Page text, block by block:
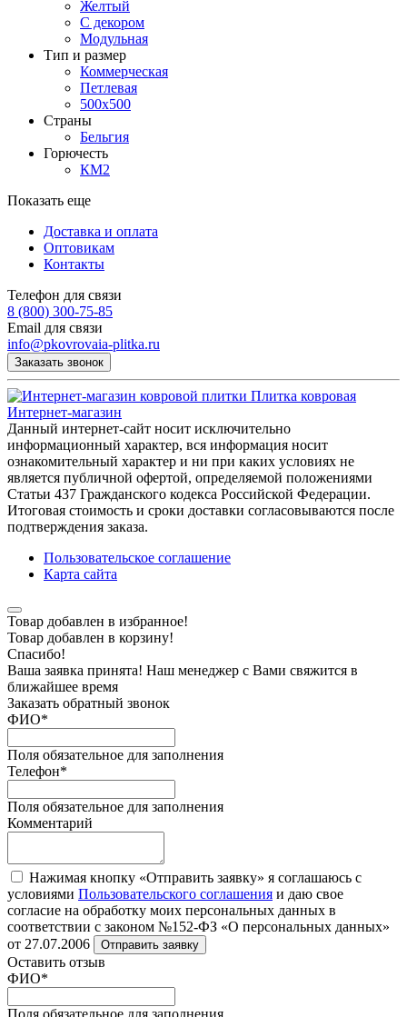
Желтый
С декором
Модульная
Тип и размер
Коммерческая
Петлевая
500х500
Страны
Бельгия
Горючесть
КМ2
Показать еще
Доставка и оплата
Оптовикам
Контакты
Телефон для связи
8 (800) 300-75-85
Email для связи
info@pkovrovaia-plitka.ru
Заказать звонок
Плитка ковровая
Интернет-магазин
Данный интернет-сайт носит исключительно
информационный характер, вся информация носит
ознакомительный характер и ни при каких условиях не
является публичной офертой, определяемой положениями
Статьи 437 Гражданского кодекса Российской Федерации.
Итоговая стоимость и сроки доставки согласовываются после
подтверждения заказа.
Пользовательское соглашение
Карта сайта
Товар добавлен в избранное!
Товар добавлен в корзину!
Спасибо!
Ваша заявка принята! Наш менеджер с Вами свяжится в
ближайшее время
Заказать обратный звонок
ФИО*
Поля обязательное для заполнения
Телефон*
Поля обязательное для заполнения
Комментарий
Нажимая кнопку «Отправить заявку» я соглашаюсь с
условиями Пользовательского соглашения и даю свое
согласие на обработку моих персональных данных в
соответствии с законом №152-ФЗ «О персональных данных»
от 27.07.2006
Отправить заявку
Оставить отзыв
ФИО*
Поля обязательное для заполнения